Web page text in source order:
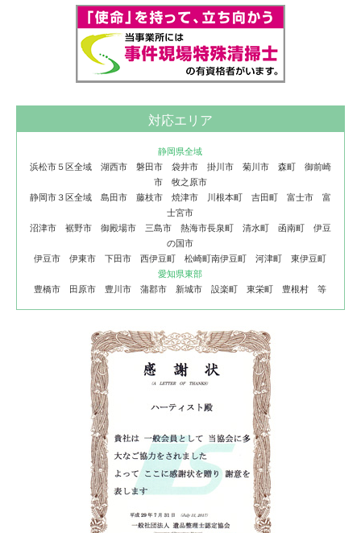
対応エリア
静岡県全域
浜松市５区全域 湖西市 磐田市 袋井市 掛川市 菊川市 森町 御前崎
市 牧之原市
静岡市３区全域 島田市 藤枝市 焼津市 川根本町 吉田町 富士市 富
士宮市
沼津市 裾野市 御殿場市 三島市 熱海市長泉町 清水町 函南町 伊豆
の国市
伊豆市 伊東市 下田市 西伊豆町 松崎町南伊豆町 河津町 東伊豆町
愛知県東部
豊橋市 田原市 豊川市 蒲郡市 新城市 設楽町 東栄町 豊根村 等